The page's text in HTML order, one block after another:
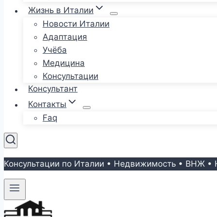
Жизнь в Италии
Новости Италии
Адаптация
Учёба
Медицина
Консультации
Консультант
Контакты
Faq
Консультации по Италии • Недвижимость • ВНЖ •